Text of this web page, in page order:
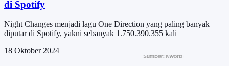
di Spotify
Night Changes menjadi lagu One Direction yang paling banyak
diputar di Spotify, yakni sebanyak 1.750.390.355 kali
18 Oktober 2024